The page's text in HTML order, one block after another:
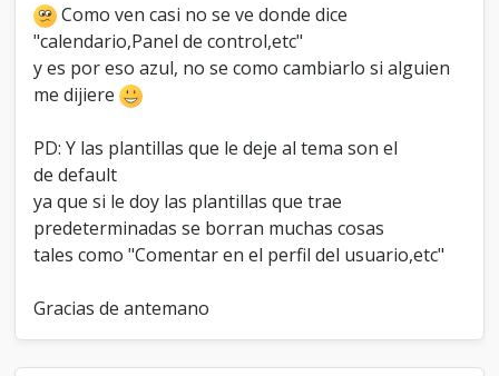
Como ven casi no se ve donde dice
"calendario,Panel de control,etc"
y es por eso azul, no se como cambiarlo si alguien
me dijiere
PD: Y las plantillas que le deje al tema son el
de default
ya que si le doy las plantillas que trae
predeterminadas se borran muchas cosas
tales como "Comentar en el perfil del usuario,etc"
Gracias de antemano